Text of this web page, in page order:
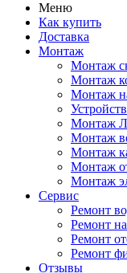
Меню
Как купить
Доставка
Монтаж
Монтаж
Монтаж
Монтаж
Монтаж
Монтаж
Монтаж
Монтаж
Монтаж
Сервис
Ремонт
Ремонт
Ремонт
Ремонт
Отзывы